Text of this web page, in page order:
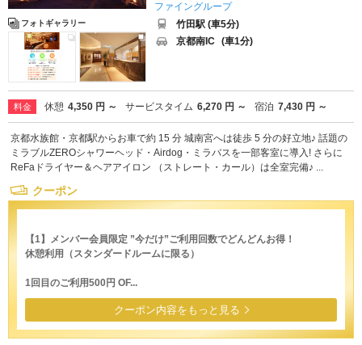
フォトギャラリー
ファイングループ
竹田駅 (車5分)
京都南IC (車1分)
料金 休憩 4,350 円 ～ サービスタイム 6,270 円 ～ 宿泊 7,430 円 ～
京都水族館・京都駅からお車で約 15 分 城南宮へは徒歩 5 分の好立地♪ 話題の
ミラブルZEROシャワーヘッド・Airdog・ミラバスを一部客室に導入! さらに
ReFaドライヤー＆ヘアアイロン （ストレート・カール）は全室完備♪ ...
クーポン
【1】メンバー会員限定 ”今だけ”ご利用回数でどんどんお得！
休憩利用（スタンダードルームに限る）
1回目のご利用500円 OF...
クーポン内容をもっと見る